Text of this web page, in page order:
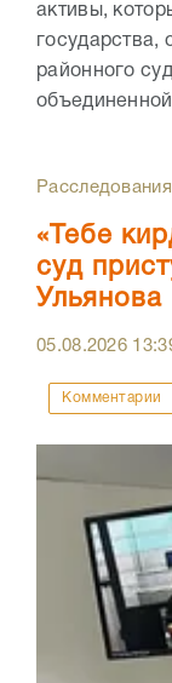
активы,
государства,
районного
Расследования
«Тебе
суд
Ульянова
05.08.2026
Комментарии